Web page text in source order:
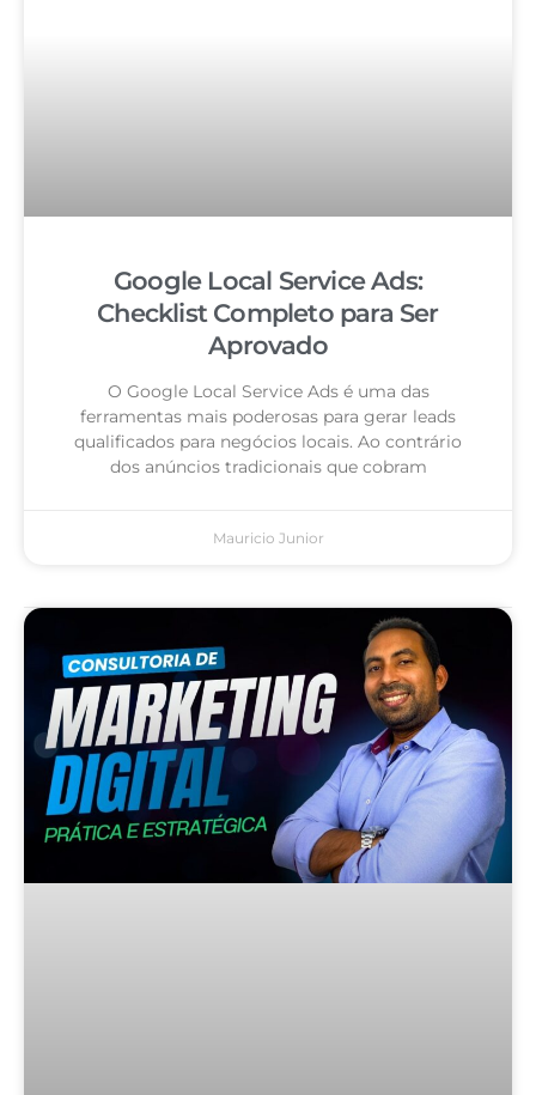
Google Local Service Ads:
Checklist Completo para Ser
Aprovado
O Google Local Service Ads é uma das
ferramentas mais poderosas para gerar leads
qualificados para negócios locais. Ao contrário
dos anúncios tradicionais que cobram
Mauricio Junior